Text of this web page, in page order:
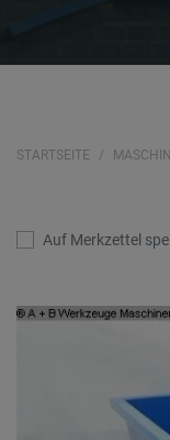
STARTSEITE
Auf Merkzettel